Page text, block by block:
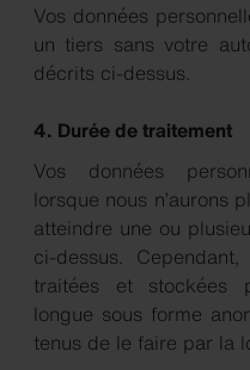
Vos données
un tiers sans votre
décrits ci-dessus.
4. Durée de traitement
Vos données
lorsque nous n’aurons
atteindre une ou
ci-dessus.
traitées et stockées
longue sous forme
tenus de le faire par la